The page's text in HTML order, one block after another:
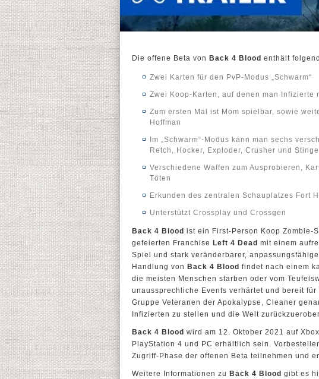
Die offene Beta von Back 4 Blood enthält
Zwei Karten für den PvP-Modus „Schwarm“
Zwei Koop-Karten, auf denen man Infizierte
Zum ersten Mal ist Mom spielbar, sowie
Hoffman
Im „Schwarm“-Modus kann man sechs
Retch, Hocker, Exploder, Crusher und
Verschiedene Waffen zum Ausprobieren,
Töten
Erkunden des zentralen Schauplatzes Fort
Unterstützt Crossplay und Crossgen
Back 4 Blood ist ein First-Person Koop Zombie-
gefeierten Franchise Left 4 Dead mit einem
Spiel und stark veränderbarer,
Handlung von Back 4 Blood findet nach einem
die meisten Menschen starben oder vom
unaussprechliche Events verhärtet und bereit
Gruppe Veteranen der Apokalypse, Cleaner
Infizierten zu stellen und die Welt
Back 4 Blood wird am 12. Oktober 2021 auf
PlayStation 4 und PC erhältlich sein.
Zugriff-Phase der offenen Beta teilnehmen und
Weitere Informationen zu Back 4 Blood gibt es